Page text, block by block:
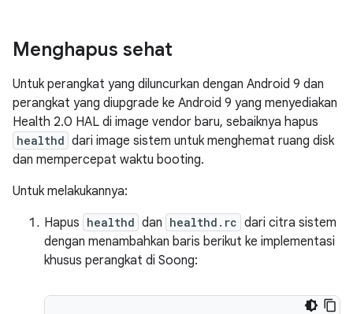
Menghapus sehat
Untuk perangkat yang diluncurkan dengan Android 9 dan
perangkat yang diupgrade ke Android 9 yang menyediakan
Health 2.0 HAL di image vendor baru, sebaiknya hapus
healthd dari image sistem untuk menghemat ruang disk
dan mempercepat waktu booting.
Untuk melakukannya:
Hapus healthd dan healthd.rc dari citra sistem
dengan menambahkan baris berikut ke implementasi
khusus perangkat di Soong: